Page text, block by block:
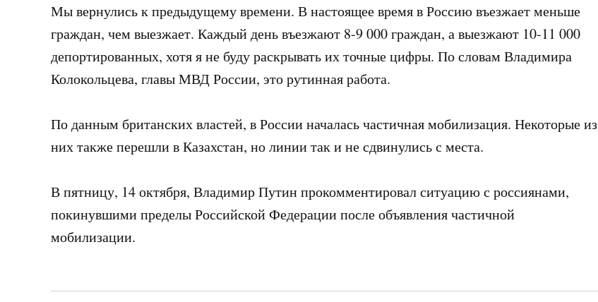
Мы вернулись к предыдущему времени. В настоящее время в Россию въезжает меньше
граждан, чем выезжает. Каждый день въезжают 8-9 000 граждан, а выезжают 10-11 000
депортированных, хотя я не буду раскрывать их точные цифры. По словам Владимира
Колокольцева, главы МВД России, это рутинная работа.
По данным британских властей, в России началась частичная мобилизация. Некоторые из
них также перешли в Казахстан, но линии так и не сдвинулись с места.
В пятницу, 14 октября, Владимир Путин прокомментировал ситуацию с россиянами,
покинувшими пределы Российской Федерации после объявления частичной
мобилизации.